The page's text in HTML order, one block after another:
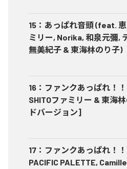
15 ： あっぱれ音頭 (feat. 恵
ミリー, Norika, 和泉元彌,
無美紀子 & 東海林のり子)
16 ： ファンクあっぱれ！
SHITOファミリー & 東海
ドバージョン]
17 ： ファンクあっぱれ！
PACIFIC PALETTE,